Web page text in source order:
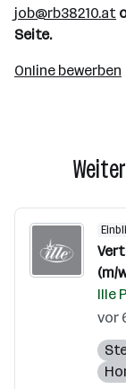
job@rb38210.at
Seite.
Online bewerben
(m/
Ille
vor